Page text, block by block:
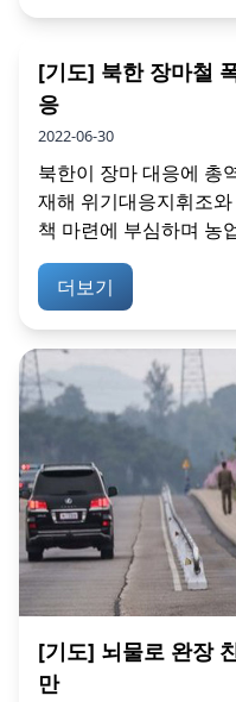
[기도] 북한 장마철
응
2022-06-30
북한이 장마 대응에 총
재해 위기대응지휘조
책 마련에 부심하며 농
더보기
[기도] 뇌물로 완장
만